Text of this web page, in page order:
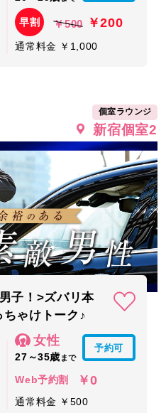
早割 ￥500 ￥200
通常料金 ￥1,000
個室ラウンジ
新宿個室2
子！>ズバリ本
ゃけトーク♪
女性
27～35歳 まで
予約可
Web予約割 ￥0
通常料金 ￥500